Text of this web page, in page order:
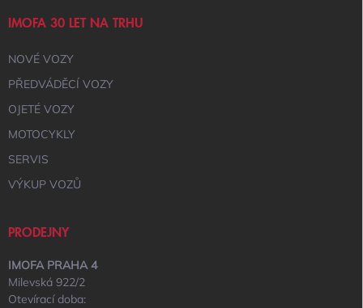
IMOFA 30 LET NA TRHU
NOVÉ VOZY
PŘEDVÁDĚCÍ VOZY
OJETÉ VOZY
MOTOCYKLY
SERVIS
VÝKUP VOZŮ
PRODEJNY
IMOFA PRAHA 4
Milevská 922/2
Otevírací doba: